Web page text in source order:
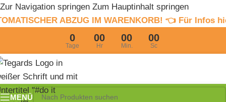
Zur Navigation springen Zum Hauptinhalt springen
IM WARENKORB! 👈 Für Infos hier clicken4%
0
Tage
00
Hr
00
Min.
00
Sc
MENÜ